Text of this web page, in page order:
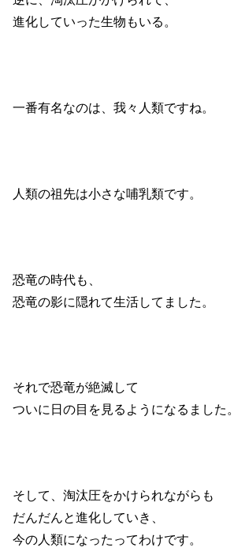
進化していった生物もいる。
一番有名なのは、我々人類ですね。
人類の祖先は小さな哺乳類です。
恐竜の時代も、
恐竜の影に隠れて生活してました。
それで恐竜が絶滅して
ついに日の目を見るようになるました。
そして、淘汰圧をかけられながらも
だんだんと進化していき、
今の人類になったってわけです。